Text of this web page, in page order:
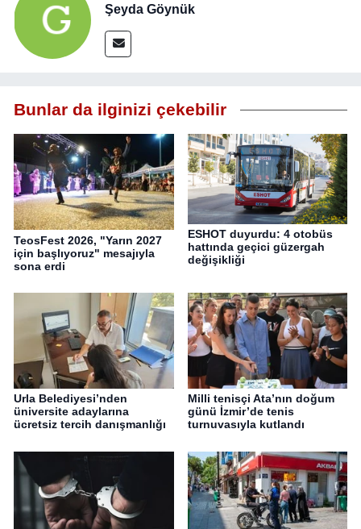
Şeyda Göynük
Bunlar da ilginizi çekebilir
TeosFest 2026, "Yarın 2027
için başlıyoruz" mesajıyla
sona erdi
ESHOT duyurdu: 4 otobüs
hattında geçici güzergah
değişikliği
Urla Belediyesi’nden
üniversite adaylarına
ücretsiz tercih danışmanlığı
Milli tenisçi Ata’nın doğum
günü İzmir’de tenis
turnuvasıyla kutlandı